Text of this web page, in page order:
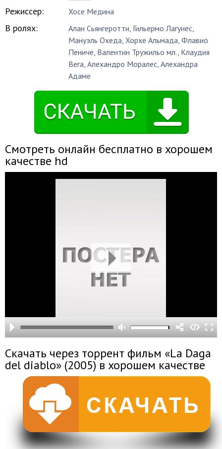
Режиссер: Хосе Медина
В ролях: Алан Сьянгеротти, Гильермо Лагунес,
Мануэль Охеда,Хорхе Альмада,Флавио
Пениче, Валентин Тружильо мл., Клаудия
Вега,Алехандро Моралес,Алехандра
Адаме
Смотреть онлайн бесплатно в хорошем
качестве hd
Скачать через торрент фильм «La Daga
del diablo» (2005) в хорошем качестве